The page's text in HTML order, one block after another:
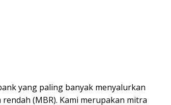
yang paling banyak menyalurkan
(MBR). Kami merupakan mitra